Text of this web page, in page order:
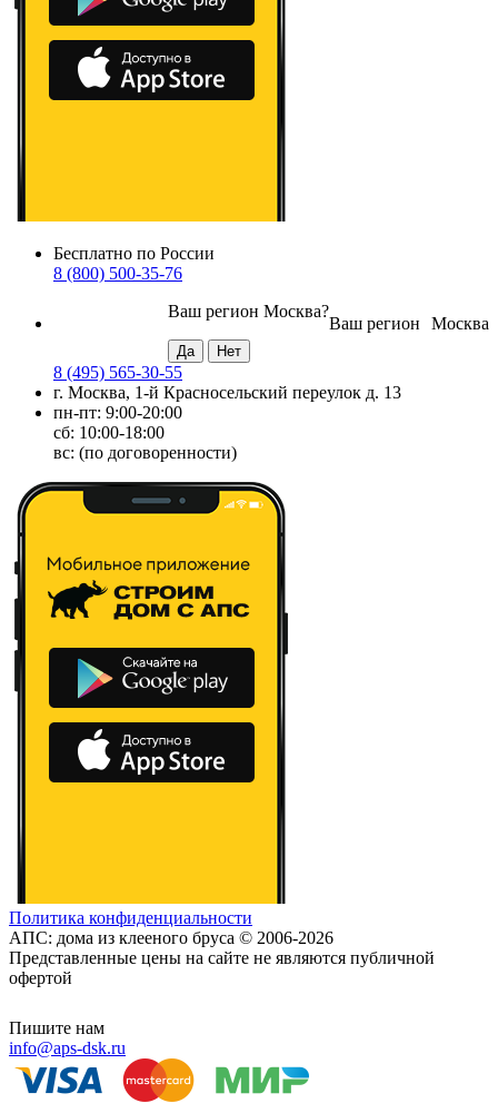
Бесплатно по России
8 (800) 500-35-76
Москва
Ваш регион
Ваш регион Москва?
8 (495) 565-30-55
г. Москва, 1-й Красносельский переулок д. 13
пн-пт: 9:00-20:00
сб: 10:00-18:00
вс: (по договоренности)
Политика конфиденциальности
АПС: дома из клееного бруса © 2006-2026
Представленные цены на сайте не являются публичной
офертой
Пишите нам
info@aps-dsk.ru